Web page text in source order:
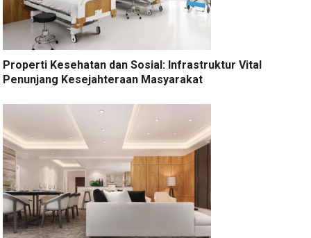
Properti Kesehatan dan Sosial: Infrastruktur Vital
Penunjang Kesejahteraan Masyarakat